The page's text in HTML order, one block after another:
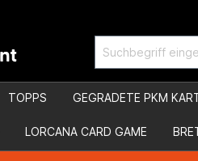
TOPPS GEGRADETE PKM
LORCANA CARD GAME